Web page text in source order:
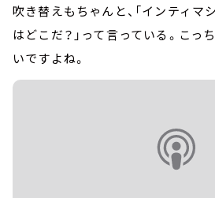
吹き替えもちゃんと、「インティマ
はどこだ？」って言っている。こっ
いですよね。